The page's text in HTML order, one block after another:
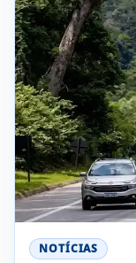
NOTÍCIAS